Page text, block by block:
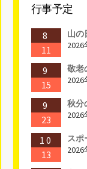
行事予定
8
11
山の
2026
9
15
敬老
2026
9
23
秋分
2026
10
13
スポ
2026